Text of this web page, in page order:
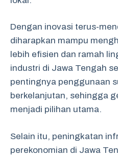
Dengan inovasi terus-
diharapkan mampu
lebih efisien dan ramah
industri di Jawa Tengah
pentingnya penggunaan
berkelanjutan, sehingga
menjadi pilihan utama.
Selain itu, peningkatan
perekonomian di Jawa